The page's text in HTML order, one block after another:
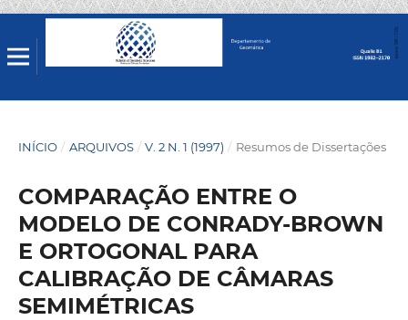
INÍCIO / ARQUIVOS / V. 2 N. 1 (1997) / Resumos de Dissertações
COMPARAÇÃO ENTRE O
MODELO DE CONRADY-BROWN
E ORTOGONAL PARA
CALIBRAÇÃO DE CÂMARAS
SEMIMÉTRICAS